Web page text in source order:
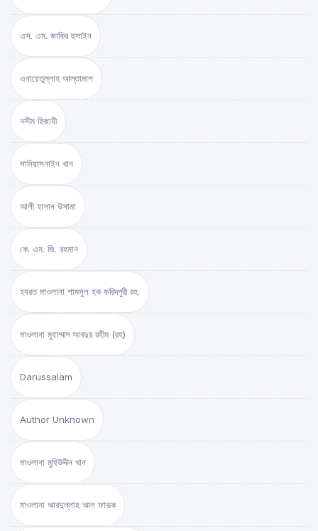
এস. এম. জাকির হুসাইন
এনায়েতুল্লাহ আল্‌তামাশ
নসীম হিজাযী
সানিয়াসনাইন খান
আলী হাসান উসামা
কে. এম. জি. রহমান
হযরত মাওলানা শামসুল হক ফরিদপুরী রহ.
মাওলানা মুহাম্মাদ আবদুর রহীম (রহ)
Darussalam
Author Unknown
মাওলানা মুহিউদ্দীন খান
মাওলানা আবদুল্লাহ আল ফারূক